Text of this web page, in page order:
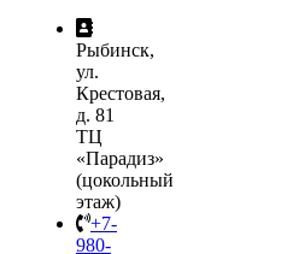
Рыбинск,
ул.
Крестовая,
д. 81
ТЦ
«Парадиз»
(цокольный
этаж)
+7-
980-